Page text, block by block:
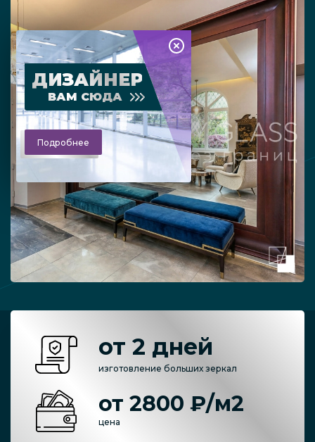
ДИЗАЙНЕР
ВАМ СЮДА
Подробнее
от 2 дней
изготовление больших зеркал
от 2800 ₽/м2
цена